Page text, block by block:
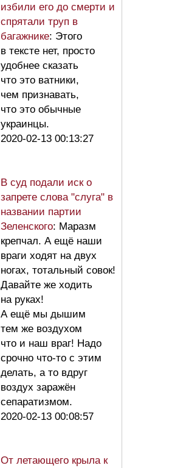
избили его до смерти и
спрятали труп в
багажнике: Этого
в тексте нет, просто
удобнее сказать
что это ватники,
чем признавать,
что это обычные
украинцы.
2020-02-13 00:13:27
В суд подали иск о
запрете слова "слуга" в
названии партии
Зеленского: Маразм
крепчал. А ещё наши
враги ходят на двух
ногах, тотальный совок!
Давайте же ходить
на руках!
А ещё мы дышим
тем же воздухом
что и наш враг! Надо
срочно что-то с этим
делать, а то вдруг
воздух заражён
сепаратизмом.
2020-02-13 00:08:57
От летающего крыла к